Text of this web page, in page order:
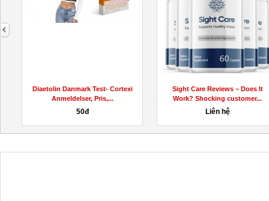
Diaetolin Danmark Test- Cortexi
Anmeldelser, Pris,...
50đ
Sight Care Reviews – Does It
Work? Shocking customer...
Liên hệ